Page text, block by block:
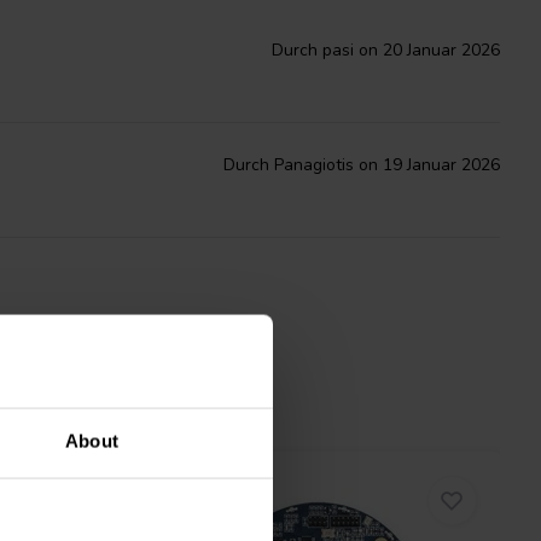
About
Durch pasi on 20 Januar 2026
Durch Panagiotis on 19 Januar 2026